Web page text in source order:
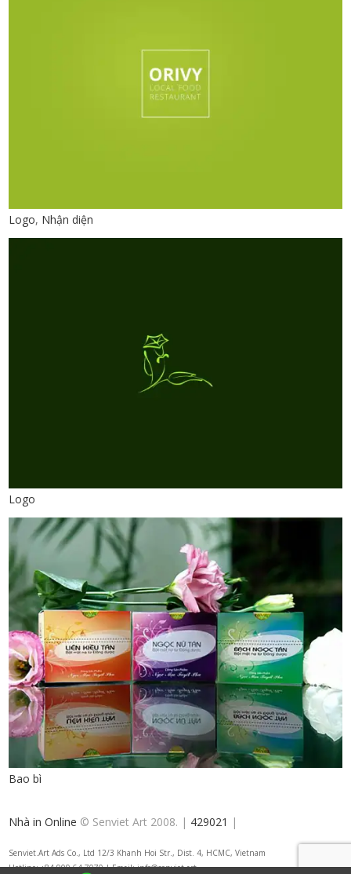
Logo, Nhận diện
Logo
Bao bì
Nhà in Online © Senviet Art 2008. | 429021 |
Senviet.Art Ads Co., Ltd 12/3 Khanh Hoi Str., Dist. 4, HCMC, Vietnam
Hotline: +84 909 64 7070 | Email: info@senviet.art